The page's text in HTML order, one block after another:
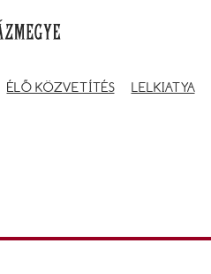
ÉLŐ KÖZVETÍTÉS LELKIATYA